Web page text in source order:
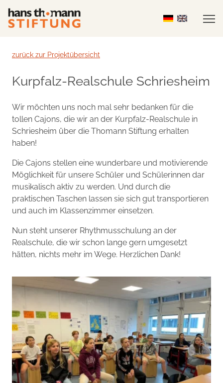
zurück zur Projektübersicht
Kurpfalz-Realschule Schriesheim
Wir möchten uns noch mal sehr bedanken für die
tollen Cajons, die wir an der Kurpfalz-Realschule in
Schriesheim über die Thomann Stiftung erhalten
haben!
Die Cajons stellen eine wunderbare und motivierende
Möglichkeit für unsere Schüler und Schülerinnen dar
musikalisch aktiv zu werden. Und durch die
praktischen Taschen lassen sie sich gut transportieren
und auch im Klassenzimmer einsetzen.
Nun steht unserer Rhythmusschulung an der
Realschule, die wir schon lange gern umgesetzt
hätten, nichts mehr im Wege. Herzlichen Dank!